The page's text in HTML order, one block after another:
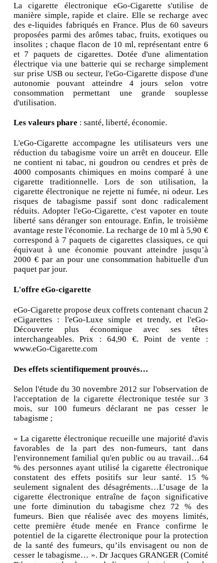
La cigarette électronique eGo-Cigarette s'utilise de
manière simple, rapide et claire. Elle se recharge avec
des e-liquides fabriqués en France. Plus de 60 saveurs
proposées parmi des arômes tabac, fruits, exotiques ou
insolites ; chaque flacon de 10 ml, représentant entre 6
et 7 paquets de cigarettes. Dotée d'une alimentation
électrique via une batterie qui se recharge simplement
sur prise USB ou secteur, l'eGo-Cigarette dispose d'une
autonomie pouvant atteindre 4 jours selon votre
consommation permettant une grande souplesse
d'utilisation.
Les valeurs phare : santé, liberté, économie.
L'eGo-Cigarette accompagne les utilisateurs vers une
réduction du tabagisme voire un arrêt en douceur. Elle
ne contient ni tabac, ni goudron ou cendres et près de
4000 composants chimiques en moins comparé à une
cigarette traditionnelle. Lors de son utilisation, la
cigarette électronique ne rejette ni fumée, ni odeur. Les
risques de tabagisme passif sont donc radicalement
réduits. Adopter l'eGo-Cigarette, c'est vapoter en toute
liberté sans déranger son entourage. Enfin, le troisième
avantage reste l'économie. La recharge de 10 ml à 5,90 €
correspond à 7 paquets de cigarettes classiques, ce qui
équivaut à une économie pouvant atteindre jusqu’à
2000 € par an pour une consommation habituelle d'un
paquet par jour.
L'offre eGo-cigarette
eGo-Cigarette propose deux coffrets contenant chacun 2
eCigarettes : l'eGo-Luxe simple et trendy, et l'eGo-
Découverte plus économique avec ses têtes
interchangeables. Prix : 64,90 €. Point de vente :
www.eGo-Cigarette.com
Des effets scientifiquement prouvés…
Selon l'étude du 30 novembre 2012 sur l'observation de
l'acceptation de la cigarette électronique testée sur 3
mois, sur 100 fumeurs déclarant ne pas cesser le
tabagisme ;
« La cigarette électronique recueille une majorité d'avis
favorables de la part des non-fumeurs, tant dans
l'environnement familial qu'en public ou au travail…64
% des personnes ayant utilisé la cigarette électronique
constatent des effets positifs sur leur santé. 15 %
seulement signalent des désagréments…L’usage de la
cigarette électronique entraîne de façon significative
une forte diminution du tabagisme chez 72 % des
fumeurs. Bien que réalisée avec des moyens limités,
cette première étude menée en France confirme le
potentiel de la cigarette électronique pour la protection
de la santé des fumeurs, qu’ils envisagent ou non de
cesser le tabagisme… ». Dr Jacques GRANGER (Comité